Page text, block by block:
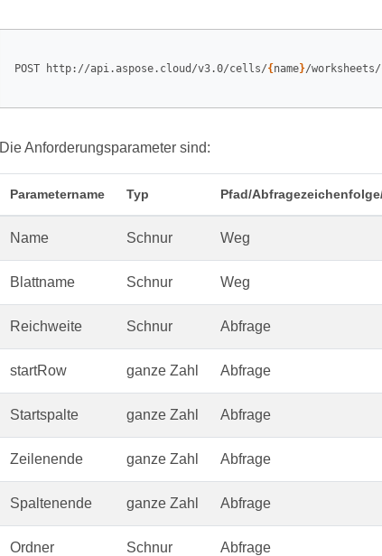
POST http://api.aspose.cloud/v3.0/cells/{ name}/worksheets/
Die Anforderungsparameter sind:
Parametername Typ Pfad/
Name Schnur Weg
Blattname Schnur Weg
Reichweite Schnur Abfrage
startRow ganze Zahl Abfrage
Startspalte ganze Zahl Abfrage
Zeilenende ganze Zahl Abfrage
Spaltenende ganze Zahl Abfrage
Ordner Schnur Abfrage